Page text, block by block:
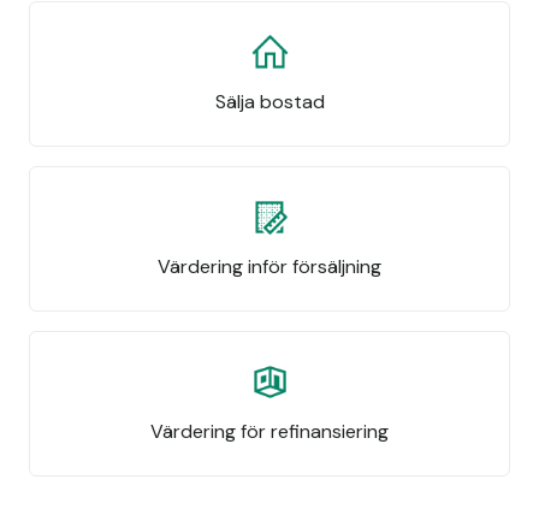
Sälja bostad
Värdering inför försäljning
Värdering för refinansiering